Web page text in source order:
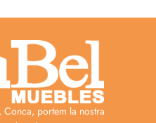
Conca, portem la nostra